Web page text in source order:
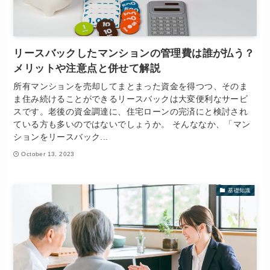
リースバックしたマンションの管理費は誰が払う？
メリットや注意点と併せて解説
所有マンションを売却してまとまった資金を得つつ、そのま
ま住み続けることができるリースバックは大変便利なサービ
スです。老後の資金調達に、住宅ローンの完済にと検討され
ている方も多いのではないでしょうか。 そんななか、「マン
ションをリースバック...
October 13, 2023
基礎知識